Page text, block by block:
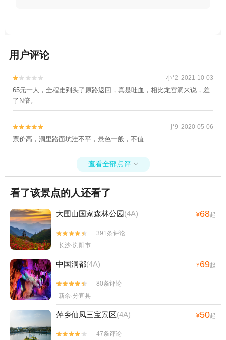
用户评论

 小*2 2021-10-03
65元一人，全程走到头了原路返回，真是吐血，相比龙宫洞来说，差
了N倍。

 j*9 2020-05-06
票价高，洞里路面坑洼不平，景色一般，不值
查看全部点评 
看了该景点的人还看了
大围山国家森林公园(4A) ¥68起


391条评论
长沙·浏阳市
中国洞都(4A) ¥69起


80条评论
新余·分宜县
萍乡仙凤三宝景区(4A) ¥50起

 47条评论